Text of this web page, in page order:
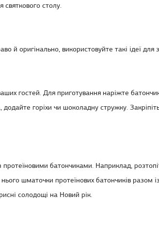
столу.
й оригінально, використовуйте такі ідеї для
гостей. Для приготування наріжте
горіхи чи шоколадну стружку.
протеїновими батончиками. Наприклад,
шматочки протеїнових батончиків разом
солодощі на Новий рік.